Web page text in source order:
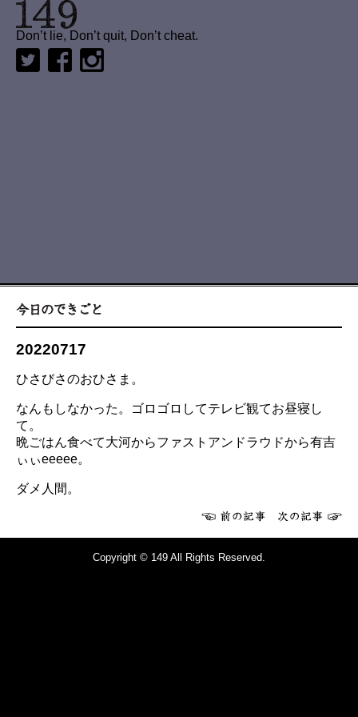
Don’t lie, Don’t quit, Don’t cheat.
20220717
ひさびさのおひさま。
なんもしなかった。ゴロゴロしてテレビ観てお昼寝し
て。
晩ごはん食べて大河からファストアンドラウドから有吉
ぃぃeeeee。
ダメ人間。
Copyright © 149 All Rights Reserved.